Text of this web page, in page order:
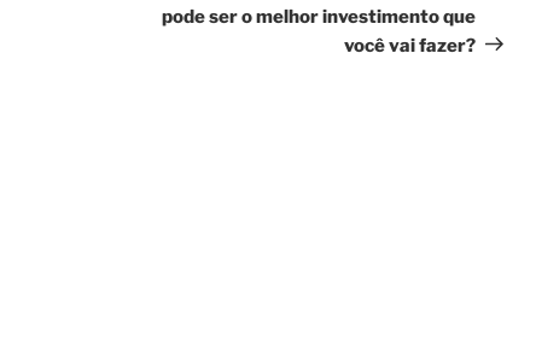
pode ser o melhor investimento que
você vai fazer?